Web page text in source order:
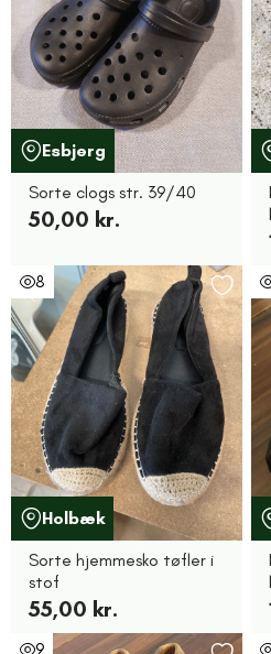
Esbjerg
Sorte clogs str. 39/40
50,00 kr.
8
Holbæk
Sorte hjemmesko tøfler i
stof
55,00 kr.
9